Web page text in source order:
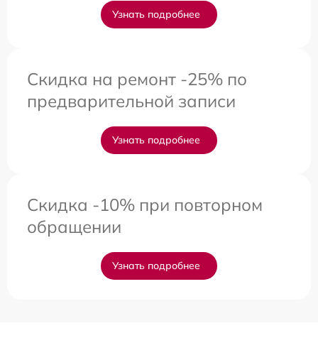
Узнать подробнее
Скидка на ремонт -25% по
предварительной записи
Узнать подробнее
Скидка -10% при повторном
обращении
Узнать подробнее